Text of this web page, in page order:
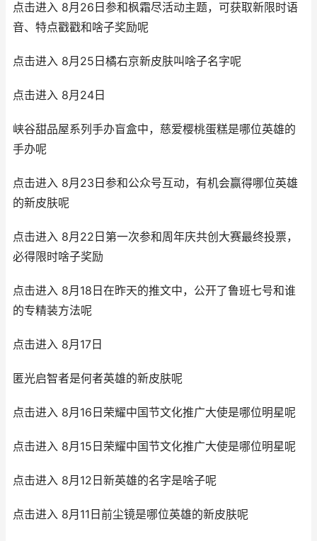
点击进入 8月26日参和枫霜尽活动主题，可获取新限时语
音、特点戳戳和啥子奖励呢
点击进入 8月25日橘右京新皮肤叫啥子名字呢
点击进入 8月24日
峡谷甜品屋系列手办盲盒中，慈爱樱桃蛋糕是哪位英雄的
手办呢
点击进入 8月23日参和公众号互动，有机会赢得哪位英雄
的新皮肤呢
点击进入 8月22日第一次参和周年庆共创大赛最终投票，
必得限时啥子奖励
点击进入 8月18日在昨天的推文中，公开了鲁班七号和谁
的专精装方法呢
点击进入 8月17日
匿光启智者是何者英雄的新皮肤呢
点击进入 8月16日荣耀中国节文化推广大使是哪位明星呢
点击进入 8月15日荣耀中国节文化推广大使是哪位明星呢
点击进入 8月12日新英雄的名字是啥子呢
点击进入 8月11日前尘镜是哪位英雄的新皮肤呢